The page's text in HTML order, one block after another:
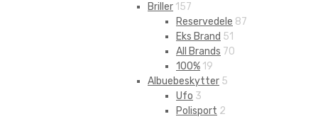
Briller 157
Reservedele 87
Eks Brand 51
All Brands 70
100% 19
Albuebeskytter 5
Ufo 3
Polisport 2